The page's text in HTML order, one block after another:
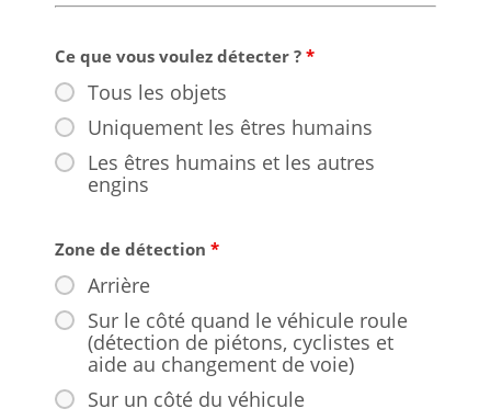
Ce que vous voulez détecter ? *
Tous les objets
Uniquement les êtres humains
Les êtres humains et les autres
engins
Zone de détection *
Arrière
Sur le côté quand le véhicule roule
(détection de piétons, cyclistes et
aide au changement de voie)
Sur un côté du véhicule